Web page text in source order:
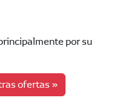
por su
ofertas »